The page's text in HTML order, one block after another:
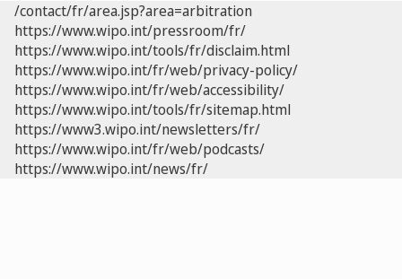
/contact/fr/area.jsp?area=arbitration
https://www.wipo.int/pressroom/fr/
https://www.wipo.int/tools/fr/disclaim.html
https://www.wipo.int/fr/web/privacy-policy/
https://www.wipo.int/fr/web/accessibility/
https://www.wipo.int/tools/fr/sitemap.html
https://www3.wipo.int/newsletters/fr/
https://www.wipo.int/fr/web/podcasts/
https://www.wipo.int/news/fr/